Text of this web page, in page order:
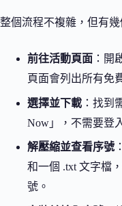
整個流程不複雜，但有幾
前往活動頁面 ：開
頁面會列出所有免
選擇並下載 ：找到
Now」，不需要登
解壓縮並查看序號
和一個 .txt 文字檔
號。